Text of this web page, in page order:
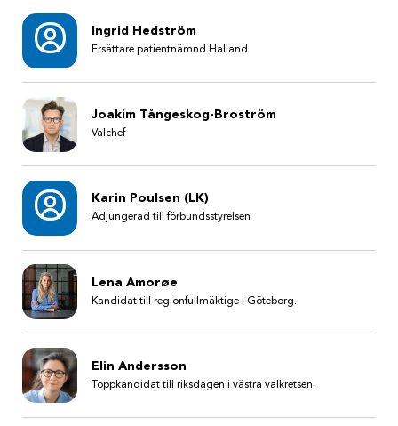
Ingrid Hedström
Ersättare patientnämnd Halland
Joakim Tångeskog-Broström
Valchef
Karin Poulsen (LK)
Adjungerad till förbundsstyrelsen
Lena Amorøe
Kandidat till regionfullmäktige i Göteborg.
Elin Andersson
Toppkandidat till riksdagen i västra valkretsen.